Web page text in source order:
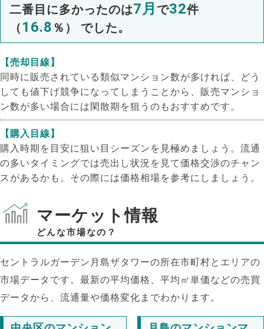
NEW!
二番目に多かったのは7月 で32件
（ 16.8 ％） でした。
【売却目線】
同時に販売されている類似マンション数が多ければ、どう
しても値下げ競争になってしまうことから、販売マンショ
ン数が多い場合には閑散期を狙うのもおすすめです。
【購入目線】
購入時期を目安に狙い目シーズンを見極めましょう。流通
の多いタイミングでは売出し状況を見て価格交渉のチャン
スがあるかも。その際には価格相場を参考にしましょう。
マーケット情報
どんな市場なの？
セントラルガーデン月島ザタワーの所在市町村とエリアの
市場データです。最新の平均価格、平均㎡単価などの売買
データから、流通量や価格変化までわかります。